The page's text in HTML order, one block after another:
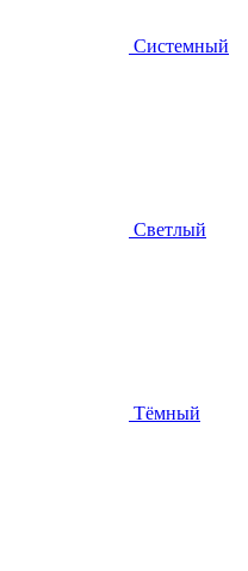
Системный
Светлый
Тёмный